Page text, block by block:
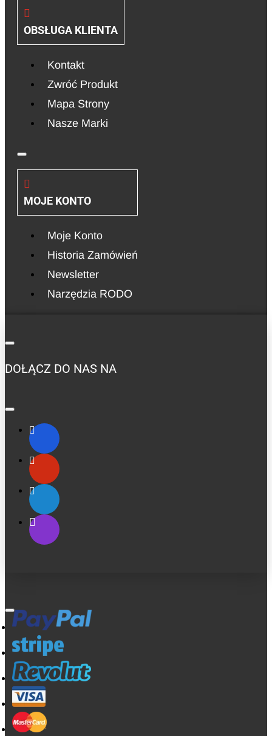
OBSŁUGA KLIENTA
Kontakt
Zwróć Produkt
Mapa Strony
Nasze Marki
MOJE KONTO
Moje Konto
Historia Zamówień
Newsletter
Narzędzia RODO
DOŁĄCZ DO NAS NA